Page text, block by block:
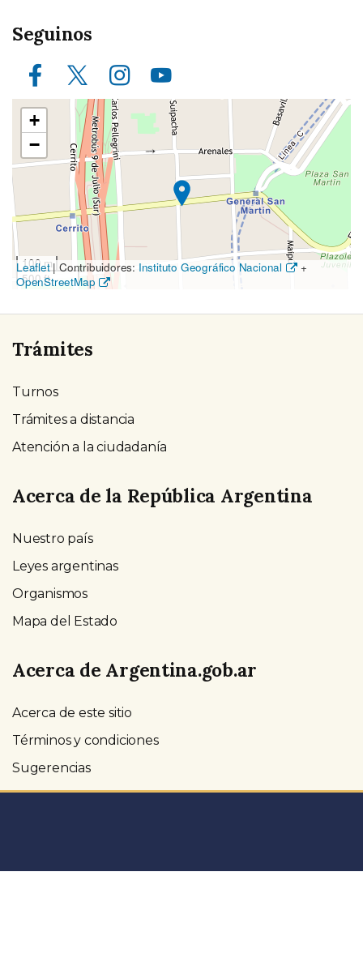
Seguinos
Facebook X (ex Twitter) Instagram
Ubicación
en
el
mapa
+
−
100 m
500 ft
Leaflet |Contribuidores: Instituto Geográfico Nacional
+
OpenStreetMap
Trámites
Turnos
Trámites a distancia
Atención a la ciudadanía
Acerca de la República Argentina
Nuestro país
Leyes argentinas
Organismos
Mapa del Estado
Acerca de Argentina.gob.ar
Acerca de este sitio
Términos y condiciones
Sugerencias